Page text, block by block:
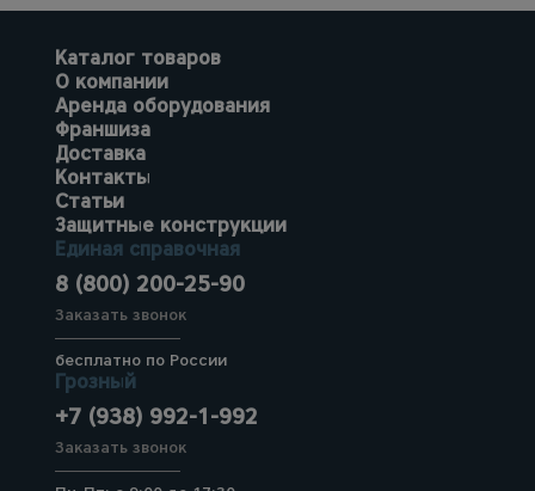
Каталог товаров
О компании
Аренда оборудования
Франшиза
Доставка
Контакты
Статьи
Защитные конструкции
Единая справочная
8 (800) 200-25-90
Заказать звонок
бесплатно по России
Грозный
+7 (938) 992-1-992
Заказать звонок